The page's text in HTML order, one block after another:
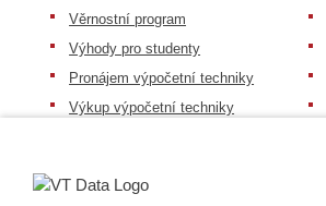
Věrnostní program
Výhody pro studenty
Pronájem výpočetní techniky
Výkup výpočetní techniky
Patro baterie mobile energy